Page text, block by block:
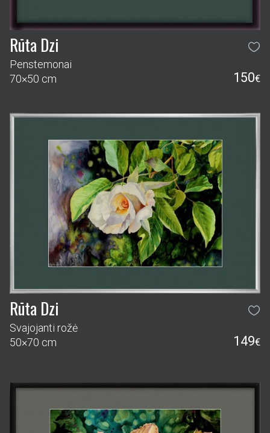
Rūta Dzi
Penstemonai
70×50 cm
150€
Rūta Dzi
Svajojanti rožė
50×70 cm
149€